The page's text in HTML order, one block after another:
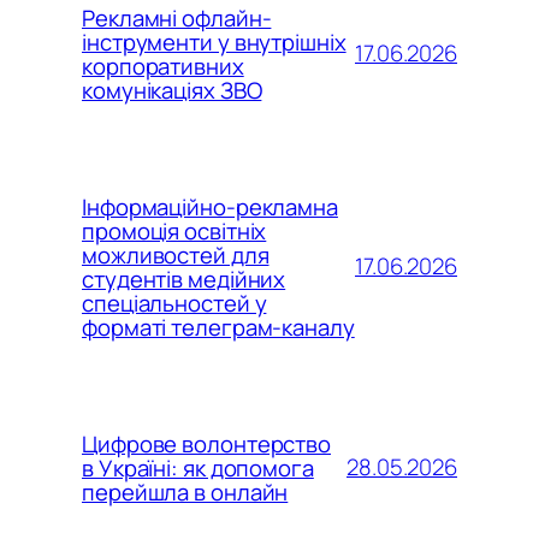
Рекламні офлайн-
інструменти у внутрішніх
корпоративних
комунікаціях ЗВО
17.06.2026
Інформаційно-рекламна
промоція освітніх
можливостей для
студентів медійних
спеціальностей у
форматі телеграм-каналу
17.06.2026
Цифрове волонтерство
в Україні: як допомога
перейшла в онлайн
28.05.2026